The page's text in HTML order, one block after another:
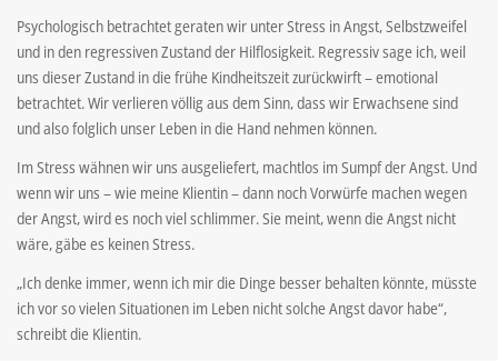
Psychologisch betrachtet geraten wir unter Stress in Angst, Selbstzweifel
und in den regressiven Zustand der Hilflosigkeit. Regressiv sage ich, weil
uns dieser Zustand in die frühe Kindheitszeit zurückwirft – emotional
betrachtet. Wir verlieren völlig aus dem Sinn, dass wir Erwachsene sind
und also folglich unser Leben in die Hand nehmen können.
Im Stress wähnen wir uns ausgeliefert, machtlos im Sumpf der Angst. Und
wenn wir uns – wie meine Klientin – dann noch Vorwürfe machen wegen
der Angst, wird es noch viel schlimmer. Sie meint, wenn die Angst nicht
wäre, gäbe es keinen Stress.
„Ich denke immer, wenn ich mir die Dinge besser behalten könnte, müsste
ich vor so vielen Situationen im Leben nicht solche Angst davor habe“,
schreibt die Klientin.